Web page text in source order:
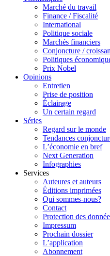
Marché du travail
Finance / Fiscalité
International
Politique sociale
Marchés financiers
Conjoncture /
Politiques
Prix Nobel
Opinions
Entretien
Prise de position
Éclairage
Un certain regard
Séries
Regard sur le monde
Tendances
L’économie en bref
Next Generation
Infographies
Services
Auteures et auteurs
Éditions imprimées
Qui sommes-nous?
Contact
Protection des
Impressum
Prochain dossier
L’application
Abonnement